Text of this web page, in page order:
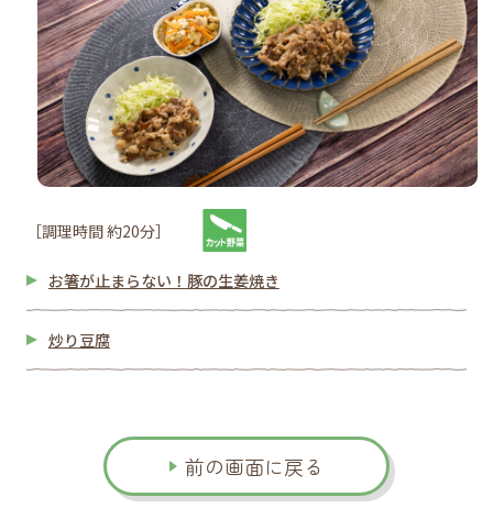
［調理時間 約20分］
お箸が止まらない！豚の生姜焼き
炒り豆腐
前の画面に戻る